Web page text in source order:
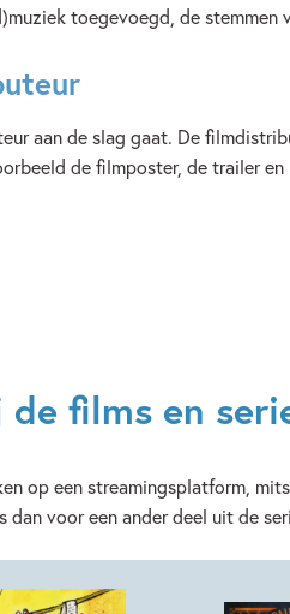
toegevoegd, de
aan de slag gaat. De
de filmposter, de trailer
films en
op een streamingsplatform,
voor een ander deel uit de